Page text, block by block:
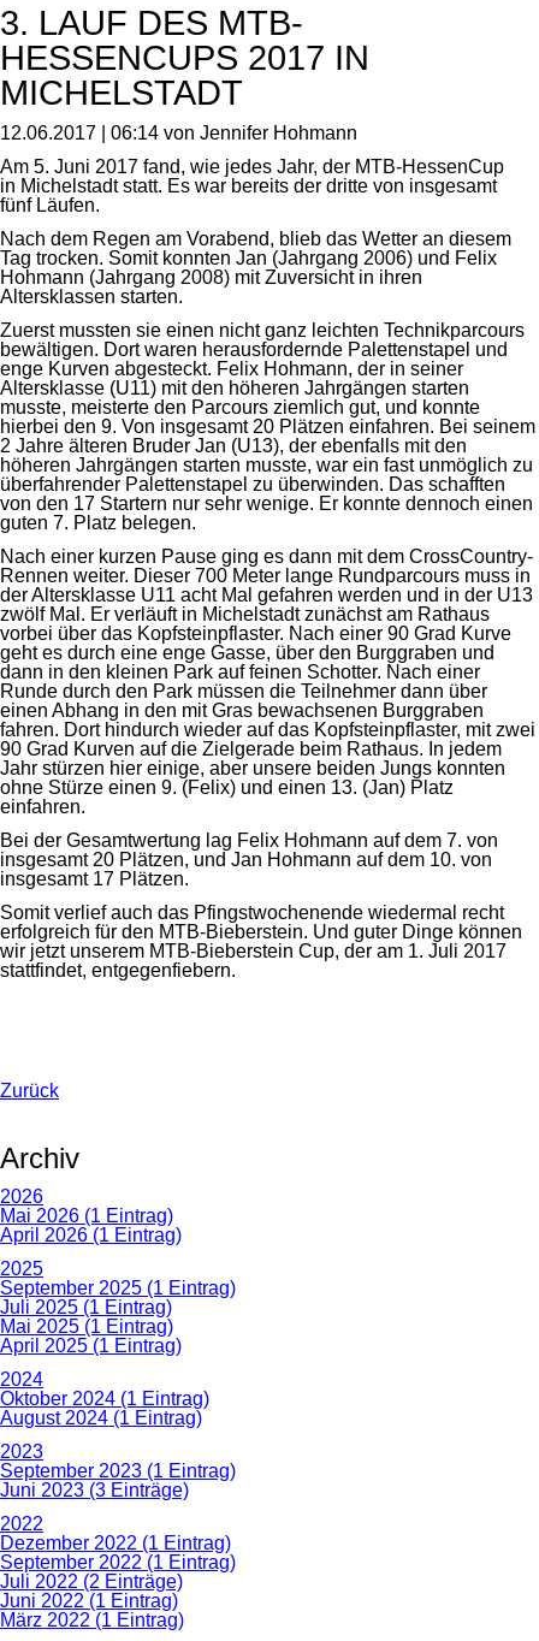
3. LAUF DES MTB-
HESSENCUPS 2017 IN
MICHELSTADT
12.06.2017 | 06:14 von Jennifer Hohmann
Am 5. Juni 2017 fand, wie jedes Jahr, der MTB-HessenCup
in Michelstadt statt. Es war bereits der dritte von insgesamt
fünf Läufen.
Nach dem Regen am Vorabend, blieb das Wetter an diesem
Tag trocken. Somit konnten Jan (Jahrgang 2006) und Felix
Hohmann (Jahrgang 2008) mit Zuversicht in ihren
Altersklassen starten.
Zuerst mussten sie einen nicht ganz leichten Technikparcours
bewältigen. Dort waren herausfordernde Palettenstapel und
enge Kurven abgesteckt. Felix Hohmann, der in seiner
Altersklasse (U11) mit den höheren Jahrgängen starten
musste, meisterte den Parcours ziemlich gut, und konnte
hierbei den 9. Von insgesamt 20 Plätzen einfahren. Bei seinem
2 Jahre älteren Bruder Jan (U13), der ebenfalls mit den
höheren Jahrgängen starten musste, war ein fast unmöglich zu
überfahrender Palettenstapel zu überwinden. Das schafften
von den 17 Startern nur sehr wenige. Er konnte dennoch einen
guten 7. Platz belegen.
Nach einer kurzen Pause ging es dann mit dem CrossCountry-
Rennen weiter. Dieser 700 Meter lange Rundparcours muss in
der Altersklasse U11 acht Mal gefahren werden und in der U13
zwölf Mal. Er verläuft in Michelstadt zunächst am Rathaus
vorbei über das Kopfsteinpflaster. Nach einer 90 Grad Kurve
geht es durch eine enge Gasse, über den Burggraben und
dann in den kleinen Park auf feinen Schotter. Nach einer
Runde durch den Park müssen die Teilnehmer dann über
einen Abhang in den mit Gras bewachsenen Burggraben
fahren. Dort hindurch wieder auf das Kopfsteinpflaster, mit zwei
90 Grad Kurven auf die Zielgerade beim Rathaus. In jedem
Jahr stürzen hier einige, aber unsere beiden Jungs konnten
ohne Stürze einen 9. (Felix) und einen 13. (Jan) Platz
einfahren.
Bei der Gesamtwertung lag Felix Hohmann auf dem 7. von
insgesamt 20 Plätzen, und Jan Hohmann auf dem 10. von
insgesamt 17 Plätzen.
Somit verlief auch das Pfingstwochenende wiedermal recht
erfolgreich für den MTB-Bieberstein. Und guter Dinge können
wir jetzt unserem MTB-Bieberstein Cup, der am 1. Juli 2017
stattfindet, entgegenfiebern.
Zurück
Archiv
2026
Mai 2026 (1 Eintrag)
April 2026 (1 Eintrag)
2025
September 2025 (1 Eintrag)
Juli 2025 (1 Eintrag)
Mai 2025 (1 Eintrag)
April 2025 (1 Eintrag)
2024
Oktober 2024 (1 Eintrag)
August 2024 (1 Eintrag)
2023
September 2023 (1 Eintrag)
Juni 2023 (3 Einträge)
2022
Dezember 2022 (1 Eintrag)
September 2022 (1 Eintrag)
Juli 2022 (2 Einträge)
Juni 2022 (1 Eintrag)
März 2022 (1 Eintrag)